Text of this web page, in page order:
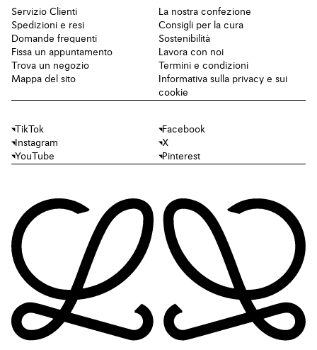
Servizio Clienti
Spedizioni e resi
Domande frequenti
Fissa un appuntamento
Trova un negozio
Mappa del sito
La nostra confezione
Consigli per la cura
Sostenibilità
Lavora con noi
Termini e condizioni
Informativa sulla privacy e sui
cookie
TikTok
Facebook
Instagram
X
YouTube
Pinterest